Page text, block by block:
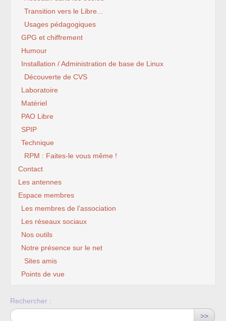
Transition vers le Libre...
Usages pédagogiques
GPG et chiffrement
Humour
Installation / Administration de base de Linux
Découverte de CVS
Laboratoire
Matériel
PAO Libre
SPIP
Technique
RPM : Faites-le vous même !
Contact
Les antennes
Espace membres
Les membres de l’association
Les réseaux sociaux
Nos outils
Notre présence sur le net
Sites amis
Points de vue
Rechercher :
>>